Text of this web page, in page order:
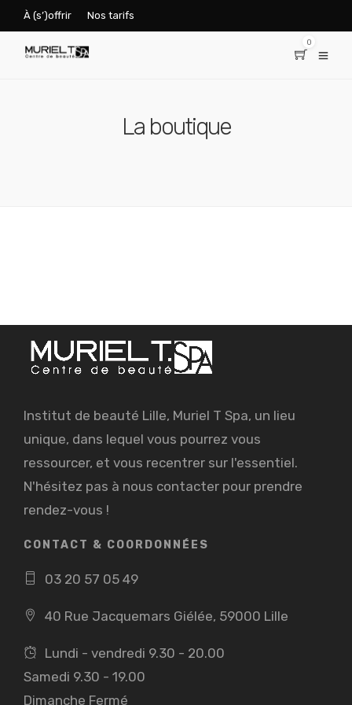
À (s’)offrir Nos tarifs
0
La boutique
Institut de beauté Lille, Muriel T Spa, un lieu
unique, dans lequel vous pourrez vous
ressourcer, et vous recentrer sur l'essentiel.
N'hésitez pas à nous contacter pour prendre
rendez-vous !
CONTACT & COORDONNÉES
03 20 57 05 49
40 Rue Jacquemars Giélée, 59000 Lille
Lundi - vendredi 9.30 - 20.00
Samedi 9.30 - 19.00
Dimanche Fermé